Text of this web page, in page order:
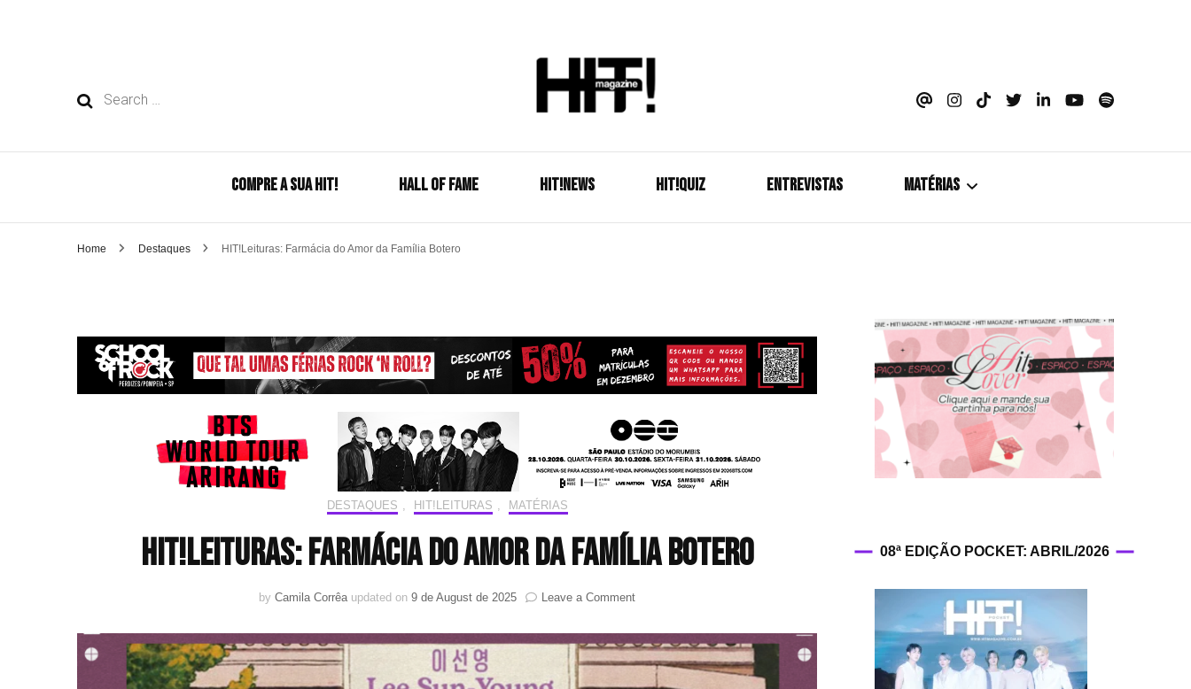
Search
HIT!Magazine
COMPRE A SUA HIT! HALL OF FAME HIT!NEWS HIT!Quiz ENTREVISTAS MATÉRIAS
Coletiva de Imprensa
Drama? HIT!
HIT!Fashion
HIT!Filmes
HIT!Hop
HIT!Leituras
Home Destaques HIT!Leituras: Farmácia do Amor da Família Botero
DESTAQUES HIT!LEITURAS MATÉRIAS
HIT!Leituras: Farmácia do Amor da Família Botero
by Camila Corrêa updated on 9 de August de 2025 Leave a Commenton
Farmácia
do
Amor
da
08ª EDIÇÃO POCKET: ABRIL/2026